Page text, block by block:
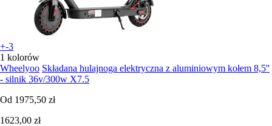
+-3
1 kolorów
Wheelyoo Składana hulajnoga elektryczna z aluminiowym kołem 8,5''
- silnik 36v/300w X7.5
Od 1975,50 zł
1623,00 zł